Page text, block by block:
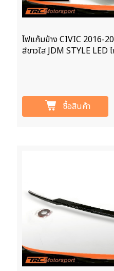
ไฟแก้มข้าง CIVIC 2016-
สีขาวใส JDM STYLE LED
ซื้อสินค้า